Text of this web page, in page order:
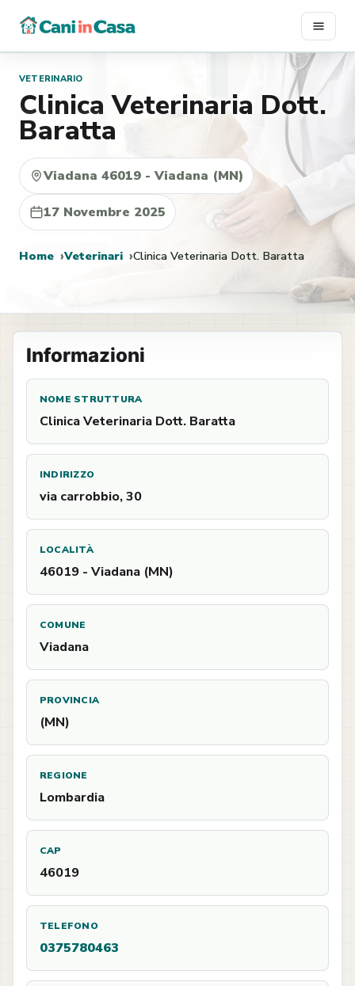
contenuto
VETERINARIO
Clinica Veterinaria Dott.
Baratta
Viadana 46019 - Viadana (MN)
17 Novembre 2025
Home Veterinari Clinica Veterinaria Dott. Baratta
Informazioni
NOME STRUTTURA
Clinica Veterinaria Dott. Baratta
INDIRIZZO
via carrobbio, 30
LOCALITÀ
46019 - Viadana (MN)
COMUNE
Viadana
PROVINCIA
(MN)
REGIONE
Lombardia
CAP
46019
TELEFONO
0375780463